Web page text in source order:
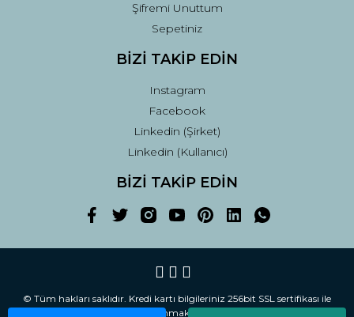
Şifremi Unuttum
Sepetiniz
BİZİ TAKİP EDİN
Instagram
Facebook
Linkedin (Şirket)
Linkedin (Kullanıcı)
BİZİ TAKİP EDİN
© Tüm hakları saklıdır. Kredi kartı bilgileriniz 256bit SSL sertifikası ile
korunmaktadır.